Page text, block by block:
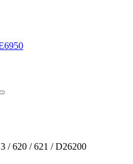
/ 620 / 621 / D26200